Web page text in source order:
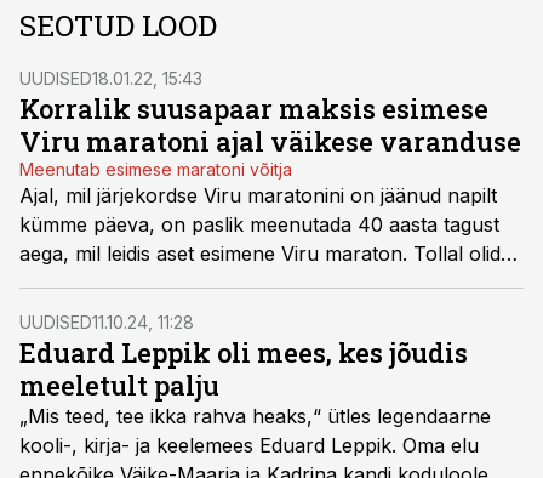
SEOTUD LOOD
UUDISED18.01.22, 15:43
Korralik suusapaar maksis esimese
Viru maratoni ajal väikese varanduse
Meenutab esimese maratoni võitja
Ajal, mil järjekordse Viru maratonini on jäänud napilt
kümme päeva, on paslik meenutada 40 aasta tagust
aega, mil leidis aset esimene Viru maraton. Tollal olid
etteotsa jõudmiseks lisaks heale suusavormile
hädavajalikud ka defitsiitsed välismaised plastiksuusad.
UUDISED11.10.24, 11:28
Eduard Leppik oli mees, kes jõudis
meeletult palju
„Mis teed, tee ikka rahva heaks,“ ütles legendaarne
kooli-, kirja- ja keelemees Eduard Leppik. Oma elu